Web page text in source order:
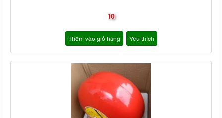
10
Thêm vào giỏ hàng Yêu thích